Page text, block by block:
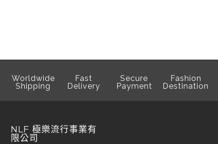
Worldwide
Shipping
Fast
Delivery
Secure
Payment
Fashion
Destination
NLF 極樂流行事業有
限公司